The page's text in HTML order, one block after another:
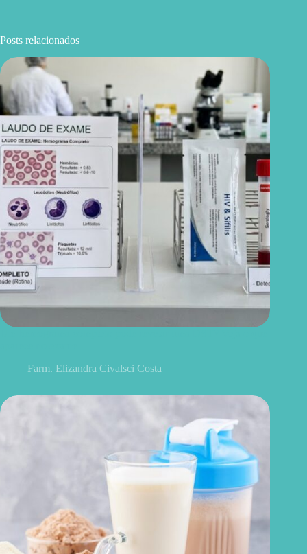
Posts relacionados
Farm. Elizandra Civalsci Costa